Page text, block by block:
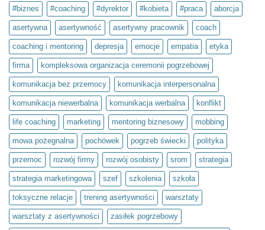
psychiczne
–
to
inwestycja
w
siebie.
Projekt
społeczny
Światło
umysłu
w
ramach
olimpiady
Zwolnieni
z
Teorii
#biznes #coaching #dyrektor #kobieta #praca aborcja
asertywna asertywność asertywny pracownik coach
coaching i mentoring depresja emocje empatia etyka
firma kompleksowa organizacja ceremonii pogrzebowej
komunikacja bez przemocy komunikacja interpersonalna
komunikacja niewerbalna komunikacja werbalna konflikt
life coaching marketing mentoring biznesowy mobbing
mowa pożegnalna pochówek pogrzeb świecki polityka
przemoc rozwój firmy rozwój osobisty srom strategia
strategia marketingowa szef szkolenia szkoła
toksyczne relacje trening asertywności warsztaty
warsztaty z asertywności zasiłek pogrzebowy